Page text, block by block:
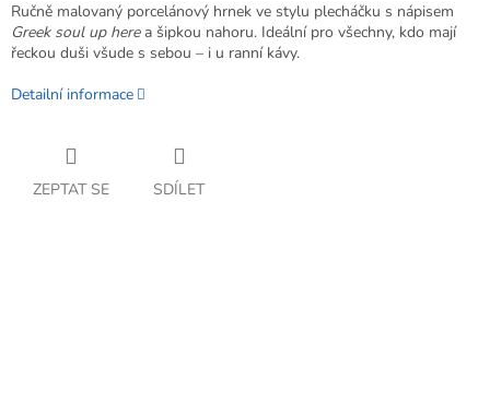
Ručně malovaný porcelánový hrnek ve stylu plecháčku s nápisem
Greek soul up herea šipkou nahoru. Ideální pro všechny, kdo mají
řeckou duši všude s sebou – i u ranní kávy.
Detailní informace
ZEPTAT SE SDÍLET